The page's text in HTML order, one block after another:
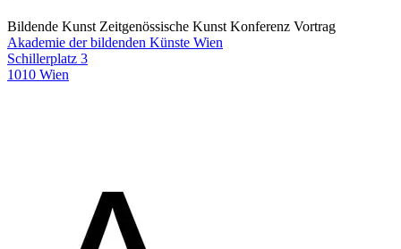
Bildende Kunst Zeitgenössische Kunst Konferenz Vortrag
Akademie der bildenden Künste Wien
Schillerplatz 3
1010 Wien